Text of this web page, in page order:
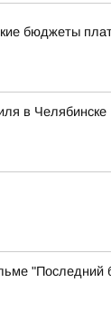
бюджеты
в Челябинске
"Последний